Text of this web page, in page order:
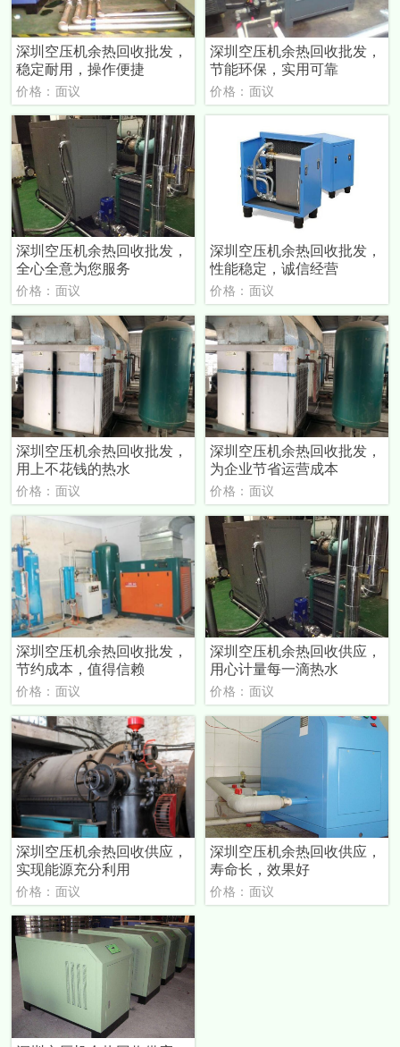
深圳空压机余热回收批发，
稳定耐用，操作便捷
价格：面议
深圳空压机余热回收批发，
节能环保，实用可靠
价格：面议
深圳空压机余热回收批发，
全心全意为您服务
价格：面议
深圳空压机余热回收批发，
性能稳定，诚信经营
价格：面议
深圳空压机余热回收批发，
用上不花钱的热水
价格：面议
深圳空压机余热回收批发，
为企业节省运营成本
价格：面议
深圳空压机余热回收批发，
节约成本，值得信赖
价格：面议
深圳空压机余热回收供应，
用心计量每一滴热水
价格：面议
深圳空压机余热回收供应，
实现能源充分利用
价格：面议
深圳空压机余热回收供应，
寿命长，效果好
价格：面议